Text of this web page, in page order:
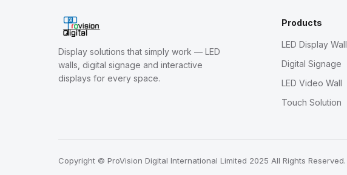
Display solutions that simply work — LED
walls, digital signage and interactive
displays for every space.
Products
LED Display Wall
Digital Signage
LED Video Wall
Touch Solution
Copyright © ProVision Digital International Limited 2025 All Rights Reserved.